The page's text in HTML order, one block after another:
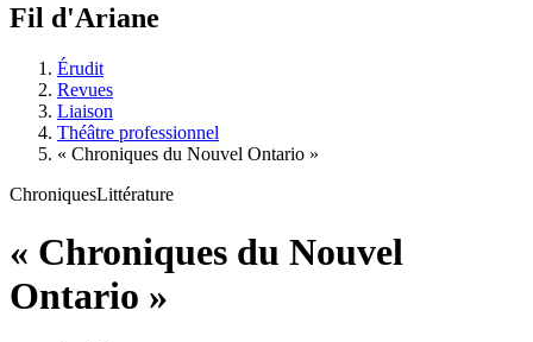
Fil d'Ariane
Érudit
Revues
Liaison
Théâtre professionnel
« Chroniques du Nouvel Ontario »
ChroniquesLittérature
« Chroniques du Nouvel
Ontario »